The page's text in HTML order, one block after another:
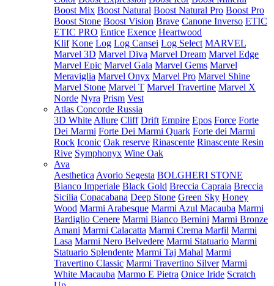
Boost Mix Boost Natural Boost Natural Pro Boost Pro
Boost Stone Boost Vision Brave Canone Inverso ETIC
ETIC PRO Entice Exence Heartwood
Klif Kone Log Log Cansei Log Select MARVEL
Marvel 3D Marvel Diva Marvel Dream Marvel Edge
Marvel Epic Marvel Gala Marvel Gems Marvel
Meraviglia Marvel Onyx Marvel Pro Marvel Shine
Marvel Stone Marvel T Marvel Travertine Marvel X
Norde Nyra Prism Vest
Atlas Concorde Russia
3D White Allure Cliff Drift Empire Epos Force Forte
Dei Marmi Forte Dei Marmi Quark Forte dei Marmi
Rock Iconic Oak reserve Rinascente Rinascente Resin
Rive Symphonyx Wine Oak
Ava
Aesthetica Avorio Segesta BOLGHERI STONE
Bianco Imperiale Black Gold Breccia Capraia Breccia
Sicilia Copacabana Deep Stone Green Sky Honey
Wood Marmi Arabesque Marmi Azul Macauba Marmi
Bardiglio Cenere Marmi Bianco Bernini Marmi Bronze
Amani Marmi Calacatta Marmi Crema Marfil Marmi
Lasa Marmi Nero Belvedere Marmi Statuario Marmi
Statuario Splendente Marmi Taj Mahal Marmi
Travertino Classic Marmi Travertino Silver Marmi
White Macauba Marmo E Pietra Onice Iride Scratch